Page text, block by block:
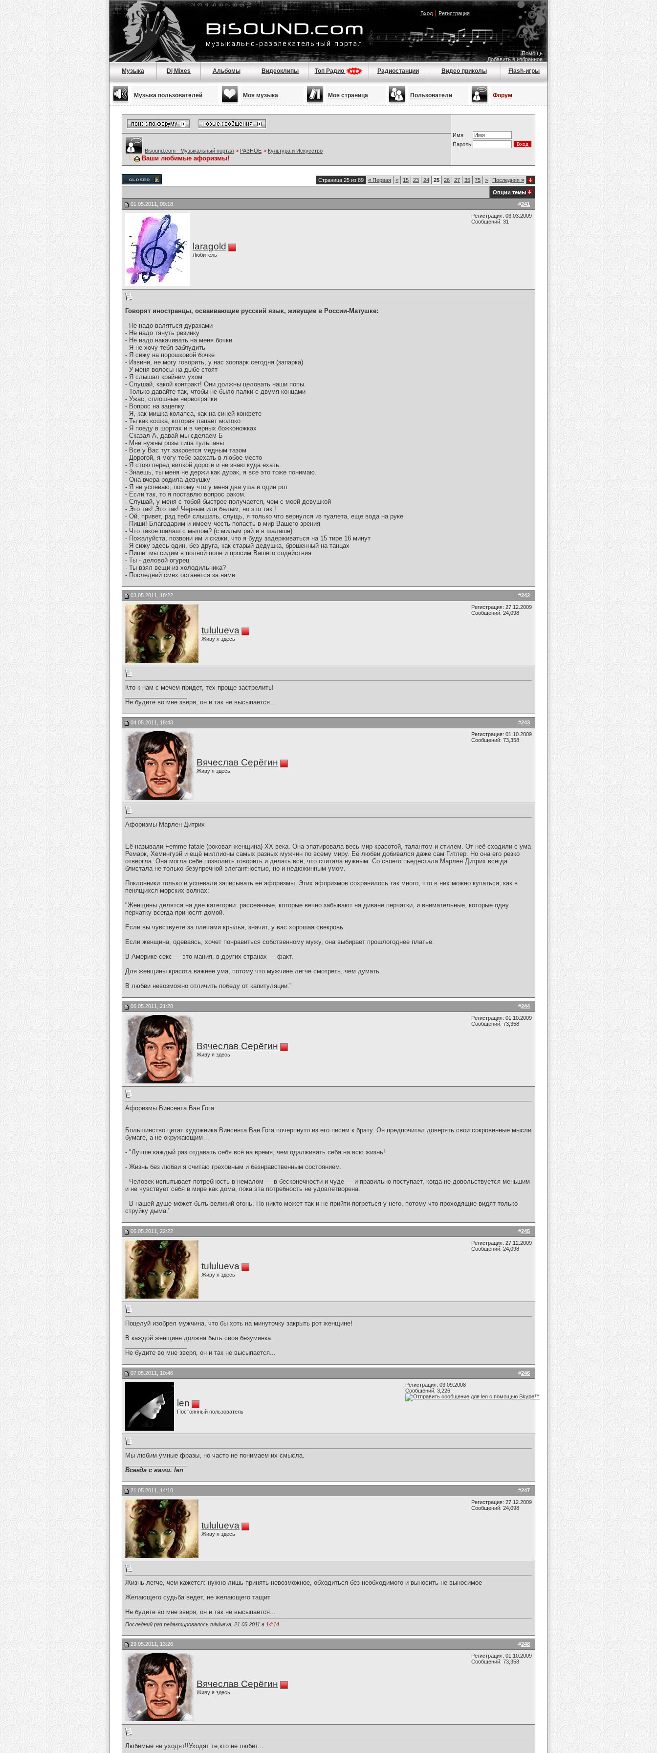
Вход| Регистрация
Помощь
Добавить в избранное
Музыка Dj Mixes Альбомы Видеоклипы Топ Радио Радиостанции Видео приколы Flash-игры
Музыка пользователей Моя музыка Моя страница Пользователи Форум
Имя
Пароль
Bisound.com - Музыкальный портал > РАЗНОЕ > Культура и Искусство
Ваши любимые афоризмы!
Страница 25 из 89 « Первая < 15 23 24 25 26 27 35 75 > Последняя »
Опции темы
#241
01.05.2011, 09:18
laragold
Любитель
Регистрация: 03.03.2009
Сообщений: 31
Говорят иностранцы, осваивающие русский язык, живущие в России-Матушке:
- Не надо валяться дураками
- Не надо тянуть резинку
- Не надо накачивать на меня бочки
- Я не хочу тебя заблудить
- Я сижу на порошковой бочке
- Извини, не могу говорить, у нас зоопарк сегодня (запарка)
- У меня волосы на дыбе стоят
- Я слышал крайним ухом
- Слушай, какой контракт! Они должны целовать наши попы.
- Только давайте так, чтобы не было палки с двумя концами
- Ужас, сплошные нервотряпки
- Вопрос на зацепку
- Я, как мишка колапса, как на синей конфете
- Ты как кошка, которая лапает молоко
- Я поеду в шортах и в черных божконожках
- Сказал А, давай мы сделаем Б
- Мне нужны розы типа тульпаны
- Все у Вас тут закроется медным тазом
- Дорогой, я могу тебе заехать в любое место
- Я стою перед вилкой дороги и не знаю куда ехать.
- Знаешь, ты меня не держи как дурак, я все это тоже понимаю.
- Она вчера родила девушку
- Я не успеваю, потому что у меня два уша и один рот
- Если так, то я поставлю вопрос раком.
- Слушай, у меня с тобой быстрее получается, чем с моей девушкой
- Это так! Это так! Черным или белым, но это так !
- Ой, привет, рад тебя слышать, слущь, я только что вернулся из туалета, еще вода на руке
- Пиши! Благодарим и имеем честь попасть в мир Вашего зрения
- Что такое шалаш с мылом? (с милым рай и в шалаше)
- Пожалуйста, позвони им и скажи, что я буду задерживаться на 15 тире 16 минут
- Я сижу здесь один, без друга, как старый дедушка, брошенный на танцах
- Пиши: мы сидим в полной попе и просим Вашего содействия
- Ты - деловой огурец
- Ты взял вещи из холодильника?
- Последний смех останется за нами
#242
03.05.2011, 18:22
tululueva
Живу я здесь
Регистрация: 27.12.2009
Сообщений: 24,098
Кто к нам с мечем придет, тех проще застрелить!
Не будите во мне зверя, он и так не высыпается...
#243
04.05.2011, 18:43
Вячеслав Серёгин
Живу я здесь
Регистрация: 01.10.2009
Сообщений: 73,358
Афоризмы Марлен Дитрих
Её называли Femme fatale (роковая женщина) ХХ века. Она эпатировала весь мир красотой, талантом и стилем. От неё сходили с ума
Ремарк, Хемингуэй и ещё миллионы самых разных мужчин по всему миру. Её любви добивался даже сам Гитлер. Но она его резко
отвергла. Она могла себе позволить говорить и делать всё, что считала нужным. Со своего пьедестала Марлен Дитрих всегда
блистала не только безупречной элегантностью, но и недюжинным умом.
Поклонники только и успевали записывать её афоризмы. Этих афоризмов сохранилось так много, что в них можно купаться, как в
пенящихся морских волнах:
"Женщины делятся на две категории: рассеянные, которые вечно забывают на диване перчатки, и внимательные, которые одну
перчатку всегда приносят домой.
Если вы чувствуете за плечами крылья, значит, у вас хорошая свекровь.
Если женщина, одеваясь, хочет понравиться собственному мужу, она выбирает прошлогоднее платье.
В Америке секс — это мания, в других странах — факт.
Для женщины красота важнее ума, потому что мужчине легче смотреть, чем думать.
В любви невозможно отличить победу от капитуляции."
#244
06.05.2011, 21:28
Вячеслав Серёгин
Живу я здесь
Регистрация: 01.10.2009
Сообщений: 73,358
Афоризмы Винсента Ван Гога:
Большинство цитат художника Винсента Ван Гога почерпнуто из его писем к брату. Он предпочитал доверять свои сокровенные мысли
бумаге, а не окружающим…
- "Лучше каждый раз отдавать себя всё на время, чем одалживать себя на всю жизнь!
- Жизнь без любви я считаю греховным и безнравственным состоянием.
- Человек испытывает потребность в немалом — в бесконечности и чуде — и правильно поступает, когда не довольствуется меньшим
и не чувствует себя в мире как дома, пока эта потребность не удовлетворена.
- В нашей душе может быть великий огонь. Но никто может так и не прийти погреться у него, потому что проходящие видят только
струйку дыма."
#245
06.05.2011, 22:22
tululueva
Живу я здесь
Регистрация: 27.12.2009
Сообщений: 24,098
Поцелуй изобрел мужчина, что бы хоть на минуточку закрыть рот женщине!
В каждой женщине должна быть своя безуминка.
Не будите во мне зверя, он и так не высыпается...
#246
07.05.2011, 10:46
len
Постоянный пользователь
Регистрация: 03.09.2008
Сообщений: 3,226
Мы любим умные фразы, но часто не понимаем их смысла.
Всегда с вами. len
#247
21.05.2011, 14:10
tululueva
Живу я здесь
Регистрация: 27.12.2009
Сообщений: 24,098
Жизнь легче, чем кажется: нужно лишь принять невозможное, обходиться без необходимого и выносить не выносимое
Желающего судьба ведет, не желающего тащит
Не будите во мне зверя, он и так не высыпается...
Последний раз редактировалось tululueva, 21.05.2011 в 14:14
#248
29.05.2011, 13:26
Вячеслав Серёгин
Живу я здесь
Регистрация: 01.10.2009
Сообщений: 73,358
Любимые не уходят!!Уходят те,кто не любит...